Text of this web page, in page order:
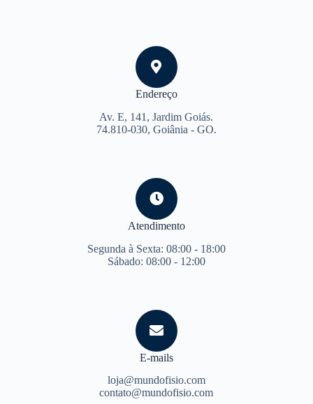
Endereço
Av. E, 141, Jardim Goiás.
74.810-030, Goiânia - GO.
Atendimento
Segunda à Sexta: 08:00 - 18:00
Sábado: 08:00 - 12:00
E-mails
loja@mundofisio.com
contato@mundofisio.com